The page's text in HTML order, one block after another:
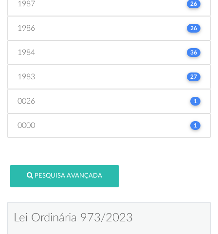
1987 26
1986 26
1984 36
1983 27
0026 1
0000 1
PESQUISA AVANÇADA
Lei Ordinária 973/2023